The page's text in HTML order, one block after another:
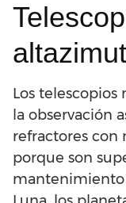
Los telescopios
la observación
refractores con
porque son
mantenimiento